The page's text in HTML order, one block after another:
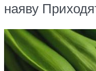
наяву